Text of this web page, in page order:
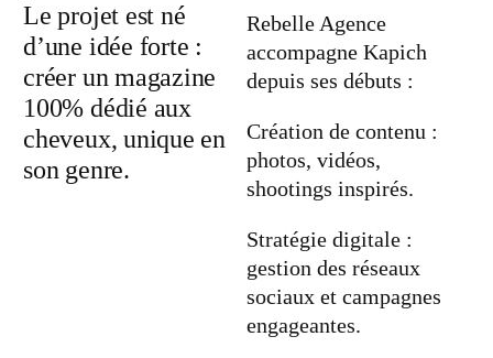
Le projet est né
d’une idée forte :
créer un magazine
100% dédié aux
cheveux, unique en
son genre.
Rebelle Agence
accompagne Kapich
depuis ses débuts :
Création de contenu :
photos, vidéos,
shootings inspirés.
Stratégie digitale :
gestion des réseaux
sociaux et campagnes
engageantes.